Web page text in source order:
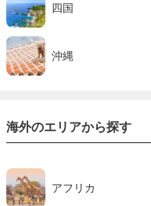
四国
沖縄
海外のエリアから探す
アフリカ